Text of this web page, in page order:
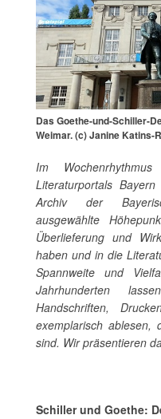
Das Goethe-und-Schiller-
Weimar. (c) Janine Katins-
Im
Literaturportals
Archiv der
ausgewählte
Überlieferung und
haben und in die
Spannweite und
Jahrhunderten
Handschriften,
exemplarisch ablesen,
sind. Wir präsentieren
Schiller und Goethe: